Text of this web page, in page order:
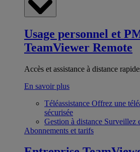
Usage personnel et
TeamViewer Remote
Accès et assistance à distance
En savoir plus
Téléassistance Offrez une
sécurisée
Gestion à distance Surveillez
Abonnements et tarifs